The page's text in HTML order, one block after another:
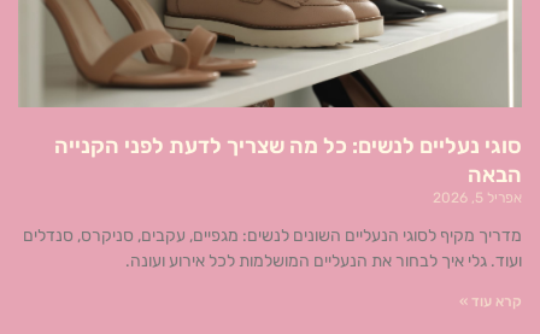
סוגי נעליים לנשים: כל מה שצריך לדעת לפני הקנייה
הבאה
אפריל 5, 2026
מדריך מקיף לסוגי הנעליים השונים לנשים: מגפיים, עקבים, סניקרס, סנדלים
ועוד. גלי איך לבחור את הנעליים המושלמות לכל אירוע ועונה.
קרא עוד »